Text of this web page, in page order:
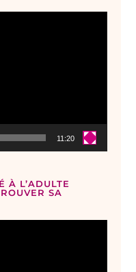
11:20
À L’ADULTE
SA